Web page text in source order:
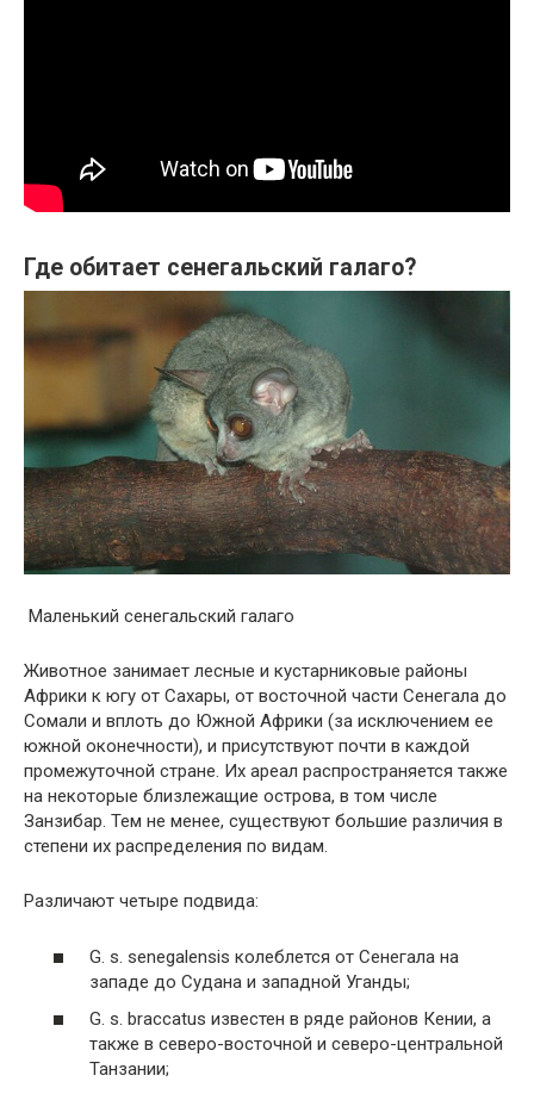
Где обитает сенегальский галаго?
Маленький сенегальский галаго
Животное занимает лесные и кустарниковые районы
Африки к югу от Сахары, от восточной части Сенегала до
Сомали и вплоть до Южной Африки (за исключением ее
южной оконечности), и присутствуют почти в каждой
промежуточной стране. Их ареал распространяется также
на некоторые близлежащие острова, в том числе
Занзибар. Тем не менее, существуют большие различия в
степени их распределения по видам.
Различают четыре подвида:
G. s. senegalensis колеблется от Сенегала на
западе до Судана и западной Уганды;
G. s. braccatus известен в ряде районов Кении, а
также в северо-восточной и северо-центральной
Танзании;